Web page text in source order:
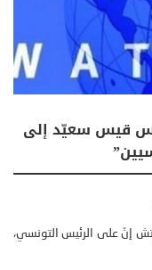
قيس سعيّد إلى
إنّ على الرئيس التونسي،